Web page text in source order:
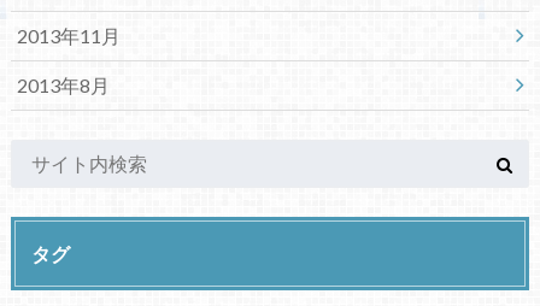
2013年11月
2013年8月
タグ